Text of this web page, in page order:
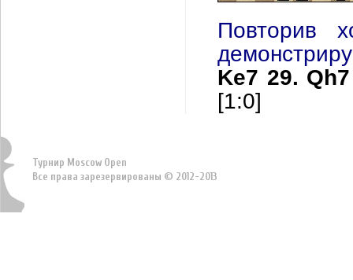
Повторив
Ke7 29.
[1:0]
Турнир Moscow Open
Все права зарезервированы © 2012-2013